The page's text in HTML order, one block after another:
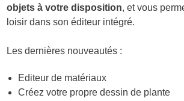
objets à votre disposition, et vous
loisir dans son éditeur intégré.
Les dernières nouveautés :
Editeur de matériaux
Créez votre propre dessin de plante